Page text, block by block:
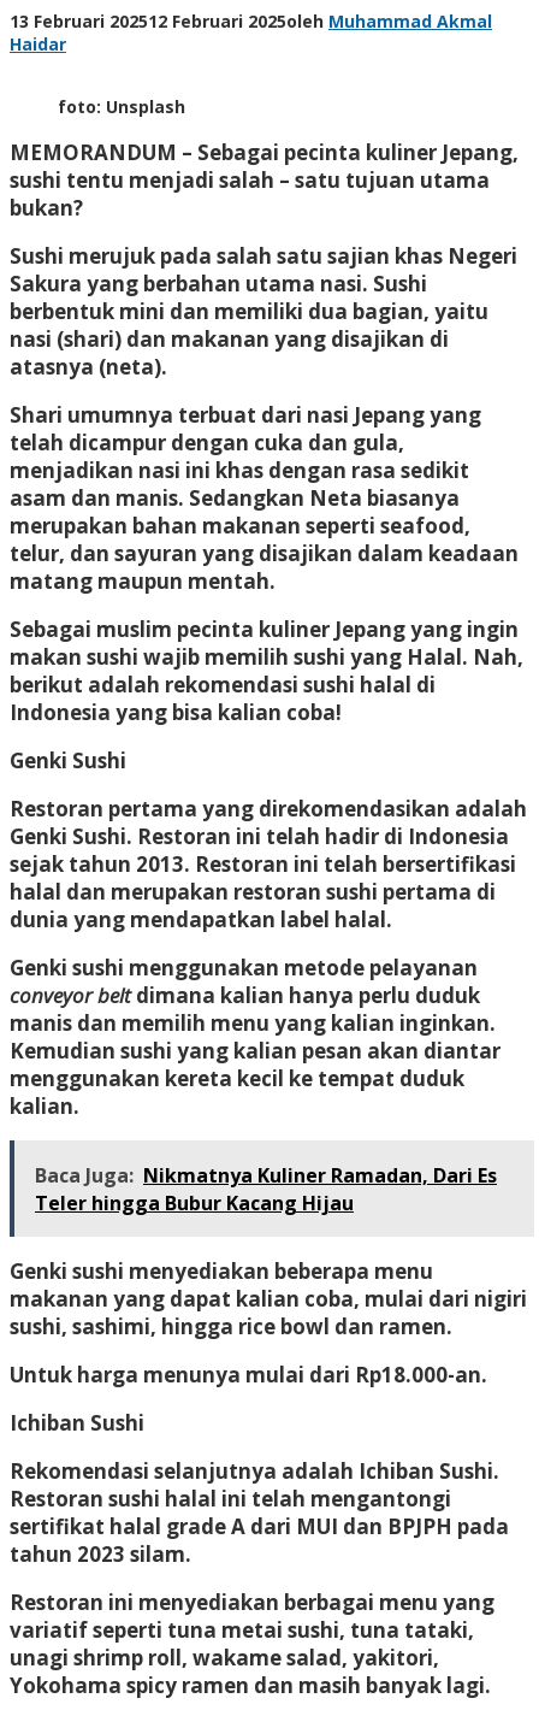
13 Februari 202512 Februari 2025oleh Muhammad Akmal
Haidar
foto: Unsplash
MEMORANDUM – Sebagai pecinta kuliner Jepang,
sushi tentu menjadi salah – satu tujuan utama
bukan?
Sushi merujuk pada salah satu sajian khas Negeri
Sakura yang berbahan utama nasi. Sushi
berbentuk mini dan memiliki dua bagian, yaitu
nasi (shari) dan makanan yang disajikan di
atasnya (neta).
Shari umumnya terbuat dari nasi Jepang yang
telah dicampur dengan cuka dan gula,
menjadikan nasi ini khas dengan rasa sedikit
asam dan manis. Sedangkan Neta biasanya
merupakan bahan makanan seperti seafood,
telur, dan sayuran yang disajikan dalam keadaan
matang maupun mentah.
Sebagai muslim pecinta kuliner Jepang yang ingin
makan sushi wajib memilih sushi yang Halal. Nah,
berikut adalah rekomendasi sushi halal di
Indonesia yang bisa kalian coba!
Genki Sushi
Restoran pertama yang direkomendasikan adalah
Genki Sushi. Restoran ini telah hadir di Indonesia
sejak tahun 2013. Restoran ini telah bersertifikasi
halal dan merupakan restoran sushi pertama di
dunia yang mendapatkan label halal.
Genki sushi menggunakan metode pelayanan
conveyor beltdimana kalian hanya perlu duduk
manis dan memilih menu yang kalian inginkan.
Kemudian sushi yang kalian pesan akan diantar
menggunakan kereta kecil ke tempat duduk
kalian.
Baca Juga: Nikmatnya Kuliner Ramadan, Dari Es
Teler hingga Bubur Kacang Hijau
Genki sushi menyediakan beberapa menu
makanan yang dapat kalian coba, mulai dari nigiri
sushi, sashimi, hingga rice bowl dan ramen.
Untuk harga menunya mulai dari Rp18.000-an.
Ichiban Sushi
Rekomendasi selanjutnya adalah Ichiban Sushi.
Restoran sushi halal ini telah mengantongi
sertifikat halal grade A dari MUI dan BPJPH pada
tahun 2023 silam.
Restoran ini menyediakan berbagai menu yang
variatif seperti tuna metai sushi, tuna tataki,
unagi shrimp roll, wakame salad, yakitori,
Yokohama spicy ramen dan masih banyak lagi.